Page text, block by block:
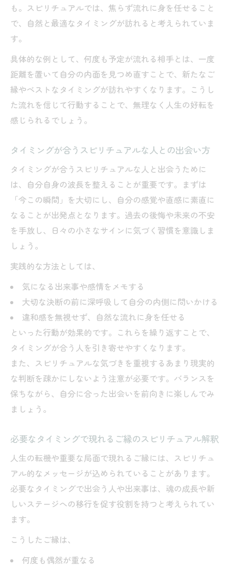
も。スピリチュアルでは、焦らず流れに身を任せること
で、自然と最適なタイミングが訪れると考えられていま
す。
具体的な例として、何度も予定が流れる相手とは、一度
距離を置いて自分の内面を見つめ直すことで、新たなご
縁やベストなタイミングが訪れやすくなります。こうし
た流れを信じて行動することで、無理なく人生の好転を
感じられるでしょう。
タイミングが合うスピリチュアルな人との出会い方
タイミングが合うスピリチュアルな人と出会うために
は、自分自身の波長を整えることが重要です。まずは
「今この瞬間」を大切にし、自分の感覚や直感に素直に
なることが出発点となります。過去の後悔や未来の不安
を手放し、日々の小さなサインに気づく習慣を意識しま
しょう。
実践的な方法としては、
気になる出来事や感情をメモする
大切な決断の前に深呼吸して自分の内側に問いかける
違和感を無視せず、自然な流れに身を任せる
といった行動が効果的です。これらを繰り返すことで、
タイミングが合う人を引き寄せやすくなります。
また、スピリチュアルな気づきを重視するあまり現実的
な判断を疎かにしないよう注意が必要です。バランスを
保ちながら、自分に合った出会いを前向きに楽しんでみ
ましょう。
必要なタイミングで現れるご縁のスピリチュアル解釈
人生の転機や重要な局面で現れるご縁には、スピリチュ
アル的なメッセージが込められていることがあります。
必要なタイミングで出会う人や出来事は、魂の成長や新
しいステージへの移行を促す役割を持つと考えられてい
ます。
こうしたご縁は、
何度も偶然が重なる